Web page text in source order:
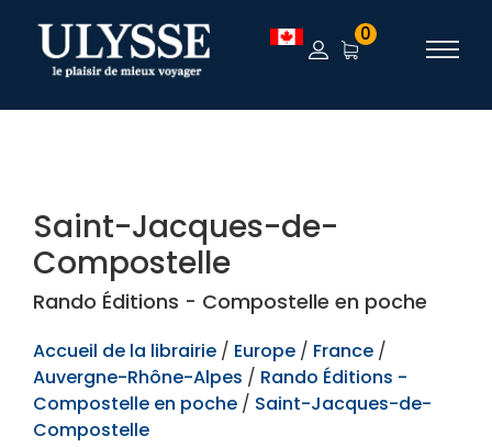
TEST 0
Saint-Jacques-de-
Compostelle
Rando Éditions - Compostelle en poche
Accueil de la librairie / Europe / France /
Auvergne-Rhône-Alpes / Rando Éditions -
Compostelle en poche / Saint-Jacques-de-
Compostelle